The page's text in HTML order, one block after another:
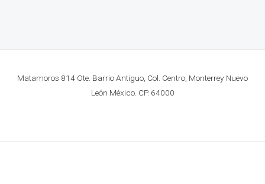
Matamoros 814 Ote. Barrio Antiguo, Col. Centro, Monterrey Nuevo
León México. CP. 64000